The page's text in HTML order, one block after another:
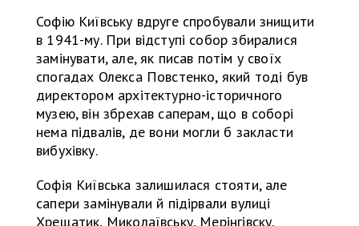
Софію Київську вдруге спробували знищити
в 1941-му. При відступі собор збиралися
замінувати, але, як писав потім у своїх
спогадах Олекса Повстенко, який тоді був
директором архітектурно-історичного
музею, він збрехав саперам, що в соборі
нема підвалів, де вони могли б закласти
вибухівку.
Софія Київська залишилася стояти, але
сапери замінували й підірвали вулиці
Хрещатик, Миколаївську, Мерінгівску,